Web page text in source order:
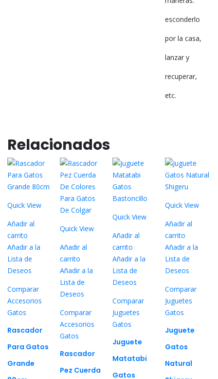
esconderlo
por la casa,
lanzar y
recuperar,
etc.
Relacionados
Quick View
Añadir al
carrito
Añadir a la
Lista de
Deseos
Comparar
Accesorios
Gatos
Rascador
Para Gatos
Grande
Quick View
Añadir al
carrito
Añadir a la
Lista de
Deseos
Comparar
Accesorios
Gatos
Rascador
Pez Cuerda
Quick View
Añadir al
carrito
Añadir a la
Lista de
Deseos
Comparar
Juguetes
Gatos
Juguete
Matatabi
Gatos
Quick View
Añadir al
carrito
Añadir a la
Lista de
Deseos
Comparar
Juguetes
Gatos
Juguete
Gatos
Natural